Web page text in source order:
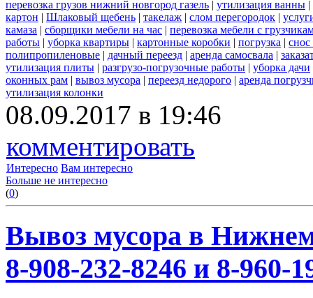
перевозка грузов нижний новгород газель | утилизация ванны |
картон | Шлаковый щебень | такелаж | слом перегородок |
камаза | сборщики мебели на час | перевозка мебели с
работы | уборка квартиры | картонные коробки | погрузка | снос
полипропиленовые | дачный переезд | аренда самосвала |
утилизация плиты | разгрузо-погрузочные работы | уборка дачи
оконных рам | вывоз мусора | переезд недорого | аренда
утилизация колонки
08.09.2017 в 19:46
комментировать
Интересно Вам интересно
Больше не интересно
(0)
Вывоз мусора в
8-908-232-8246 и 8-960-